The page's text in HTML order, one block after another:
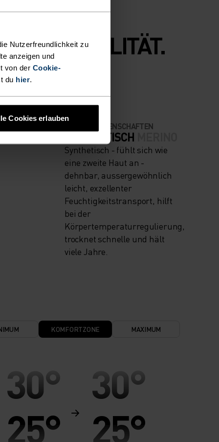
Nutzerfreundlichkeit zu
anzeigen und
von der Cookie-
du hier.
Cookies erlauben
MATERIALEIGENSCHAFTEN
SYNTHETISCH
Synthetisch - fühlt sich wie
eine zweite Haut an -
dehnbar, aussergewöhnlich
leicht, exzellenter
Feuchtigkeitstransport, hilft
bei der
Körpertemperaturregulierung,
trocknet schnelle und hält
viele Jahre.
KOMFORTZONE MAXIMUM
30°
25°
30°
25°